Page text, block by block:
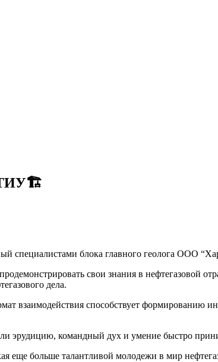
специалистами блока главного геолога ООО
свои знания в нефтегазовой
дела.
взаимодействия способствует формированию
эрудицию, командный дух и умение быстро
еще больше талантливой молодежи в мир